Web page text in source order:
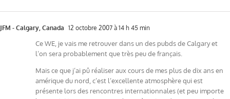
JFM - Calgary, Canada 12 octobre 2007 à 14 h 45 min
Ce WE, je vais me retrouver dans un des pubds de Calgary et
l’on sera probablement que très peu de français.
Mais ce que j’ai pû réaliser aux cours de mes plus de dix ans en
amérique du nord, c’est l’excellente atmosphère qui est
présente lors des rencontres internationnales (et peu importe